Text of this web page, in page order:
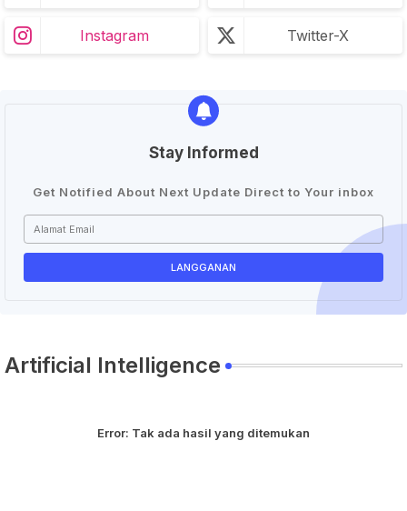
Instagram Twitter-X
Stay Informed
Get Notified About Next Update Direct to Your inbox
Artificial Intelligence
Error: Tak ada hasil yang ditemukan